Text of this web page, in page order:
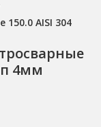
AISI 304
4мм